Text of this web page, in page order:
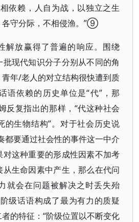
依赖，人自为战，以独立之生
各守分际，不相侵渔。”⑨
解放赢得了普遍的响应。围绕
批现代知识分子分别从不同的角
年/老人的对立结构很快遭到质
语依赖的历史单位是“代”，那
反复指出的那样，“代这种社会
的生物结构”。对于社会历史说
都要通过社会性的事件这一中介
这种重要的形成性因素不加考
生命因素中产生，那么在代问
就会在问题被解决之时丢失殆
级话语构成了最为有力的质疑
的特征：“阶级位置以不断变化